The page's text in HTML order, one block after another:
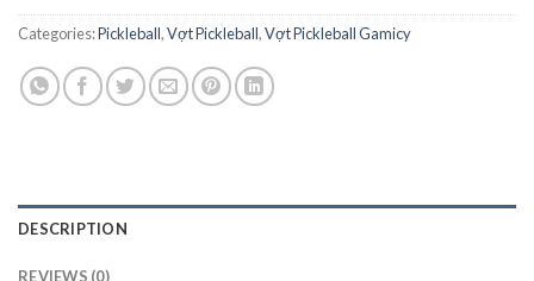
Categories:Pickleball,Vợt Pickleball,Vợt Pickleball Gamicy
DESCRIPTION
REVIEWS (0)